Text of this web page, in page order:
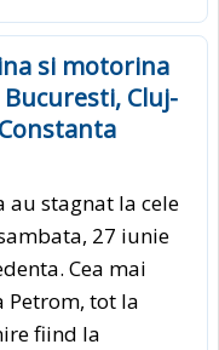
si motorina
Cluj-
au stagnat la cele
27 iunie
Cea mai
Petrom, tot la
fiind la